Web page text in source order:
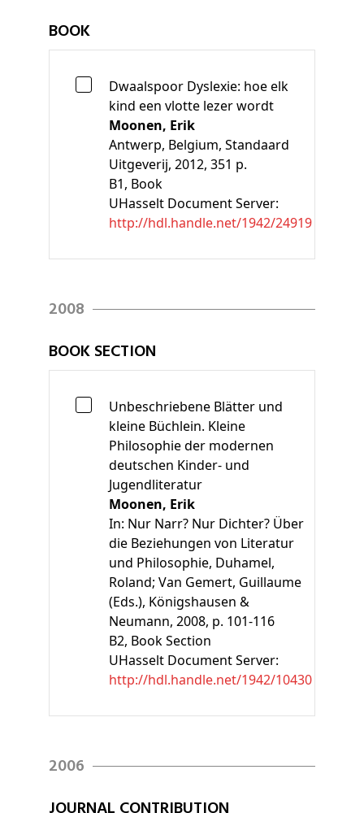
BOOK
Dwaalspoor Dyslexie: hoe elk
kind een vlotte lezer wordt
Moonen, Erik
Antwerp, Belgium, Standaard
Uitgeverij, 2012, 351 p.
B1, Book
UHasselt Document Server:
http://hdl.handle.net/1942/24919
2008
BOOK SECTION
Unbeschriebene Blätter und
kleine Büchlein. Kleine
Philosophie der modernen
deutschen Kinder- und
Jugendliteratur
Moonen, Erik
In: Nur Narr? Nur Dichter? Über
die Beziehungen von Literatur
und Philosophie, Duhamel,
Roland; Van Gemert, Guillaume
(Eds.), Königshausen &
Neumann, 2008, p. 101-116
B2, Book Section
UHasselt Document Server:
http://hdl.handle.net/1942/10430
2006